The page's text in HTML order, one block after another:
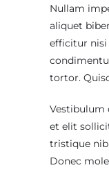
Nullam
aliquet
efficitur nisi
tortor.
Vestibulum
et elit
tristique
Donec